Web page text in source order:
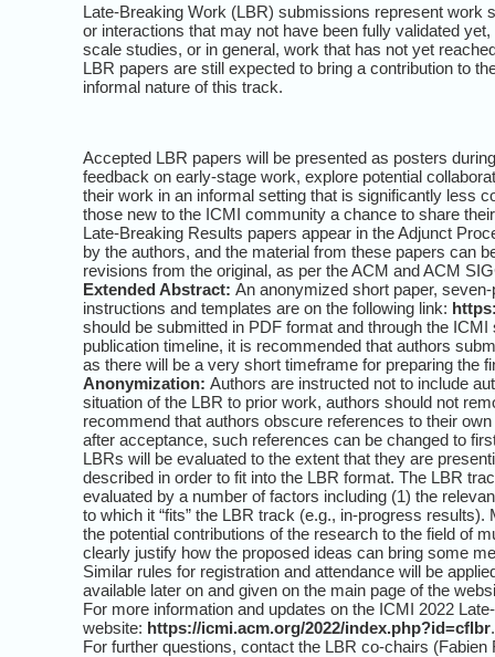
Late-Breaking Work (LBR) submissions represent
or interactions that may not have been fully validated
scale studies, or in general, work that has not yet
LBR papers are still expected to bring a contribution to
informal nature of this track.
Accepted LBR papers will be presented as posters
feedback on early-stage work, explore potential
their work in an informal setting that is significantly less
those new to the ICMI community a chance to share
Late-Breaking Results papers appear in the Adjunct
by the authors, and the material from these papers can
revisions from the original, as per the ACM and ACM
Extended Abstract: An anonymized short paper,
instructions and templates are on the following link:
should be submitted in PDF format and through the
publication timeline, it is recommended that authors
as there will be a very short timeframe for preparing the
Anonymization: Authors are instructed not to include
situation of the LBR to prior work, authors should not
recommend that authors obscure references to their
after acceptance, such references can be changed to
LBRs will be evaluated to the extent that they are
described in order to fit into the LBR format. The LBR
evaluated by a number of factors including (1) the
to which it “fits” the LBR track (e.g., in-progress
the potential contributions of the research to the field of
clearly justify how the proposed ideas can bring some
Similar rules for registration and attendance will be
available later on and given on the main page of the
For more information and updates on the ICMI 2022
website: https://icmi.acm.org/2022/index.php?id=cflbr.
For further questions, contact the LBR co-chairs (Fabien